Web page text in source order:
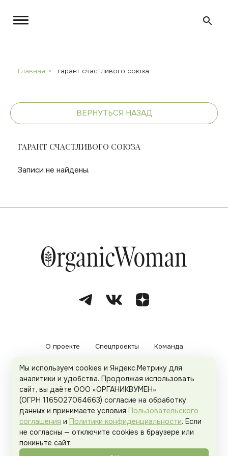
Главная гарант счастливого союза
ВЕРНУТЬСЯ НАЗАД
ГАРАНТ СЧАСТЛИВОГО СОЮЗА
Записи не найдены.
О проекте Спецпроекты Команда
Рекламодателям Политика конфиденциальности
Пользовательское соглашение
Organicwoman.ru . Все права защищены.
Мы используем cookies и Яндекс.Метрику для
аналитики и удобства. Продолжая использовать
сайт, вы даёте ООО «ОРГАНИКВУМЕН»
(ОГРН 1165027064663) согласие на обработку
данных и принимаете условия Пользовательского
соглашения и Политики конфиденциальности. Если
не согласны — отключите cookies в браузере или
покиньте сайт.